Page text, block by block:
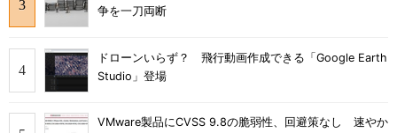
争を一刀両断
ドローンいらず？ 飛行動画作成できる「Google Earth
Studio」登場
VMware製品にCVSS 9.8の脆弱性、回避策なし 速やか